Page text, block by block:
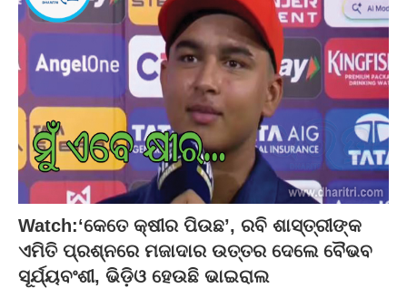
Watch:‘କେତେ କ୍ଷୀର ପିଉଛ’, ରବି ଶାସ୍ତ୍ରୀଙ୍କ
ଏମିତି ପ୍ରଶ୍ନରେ ମଜାଦାର ଉତ୍ତର ଦେଲେ ବୈଭବ
ସୂର୍ଯ୍ୟବଂଶୀ, ଭିଡ଼ିଓ ହେଉଛି ଭାଇରାଲ